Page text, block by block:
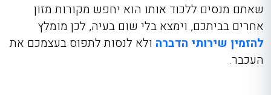
שאתם מנסים ללכוד אותו הוא יחפש מקורות מזון
אחרים בביתכם, וימצא בלי שום בעיה, לכן מומלץ
להזמין שירותי הדברה ולא לנסות לתפוס בעצמכם את
העכבר.